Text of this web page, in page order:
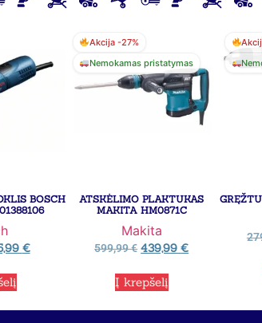
BOSCH
€
Akcija -27%
Nemokamas pristatymas
ATSKĖLIMO PLAKTUKAS
MAKITA HM0871C
Makita
599,99€ 439,99€
Į krepšelį